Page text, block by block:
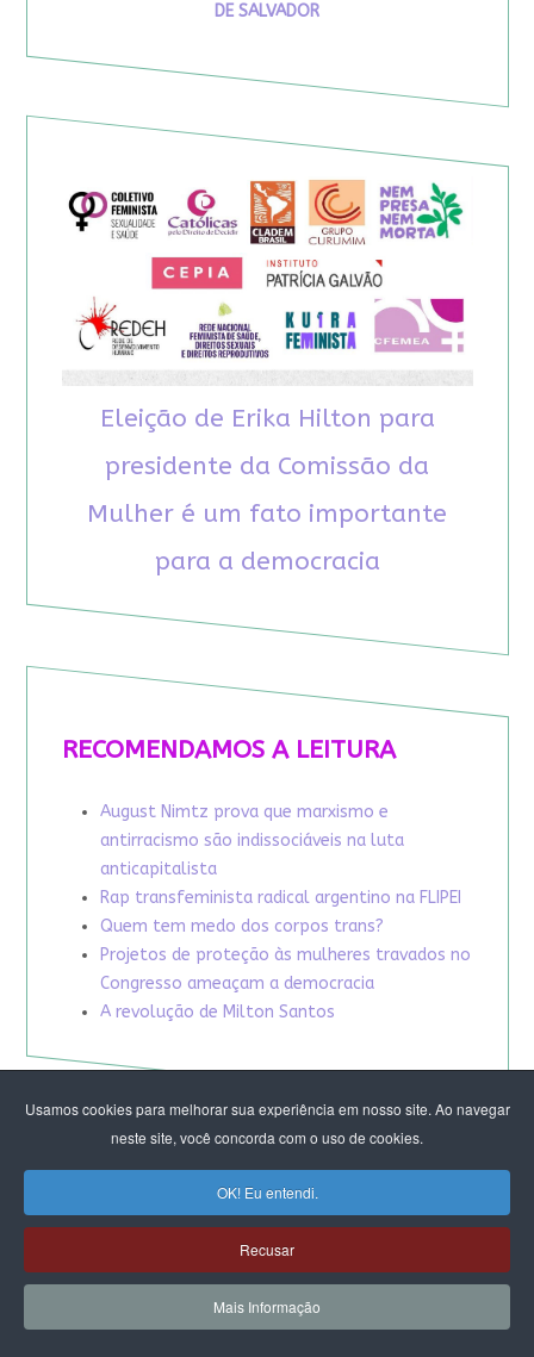
Usamos cookies para melhorar sua experiência em nosso site. Ao navegar
neste site, você concorda com o uso de cookies.
OK! Eu entendi.
Recusar
Mais Informação
DE SALVADOR
Eleição de Erika Hilton para
presidente da Comissão da
Mulher é um fato importante
para a democracia
RECOMENDAMOS A LEITURA
August Nimtz prova que marxismo e
antirracismo são indissociáveis na luta
anticapitalista
Rap transfeminista radical argentino na FLIPEI
Quem tem medo dos corpos trans?
Projetos de proteção às mulheres travados no
Congresso ameaçam a democracia
A revolução de Milton Santos